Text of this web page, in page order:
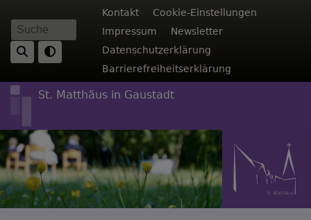
zum
Inhalt
Suche
Fußbereichsmenü
Kontakt
Cookie-Einstellungen
Impressum
Newsletter
Datenschutzerklärung
Barrierefreiheitserklärung
St. Matthäus in Gaustadt